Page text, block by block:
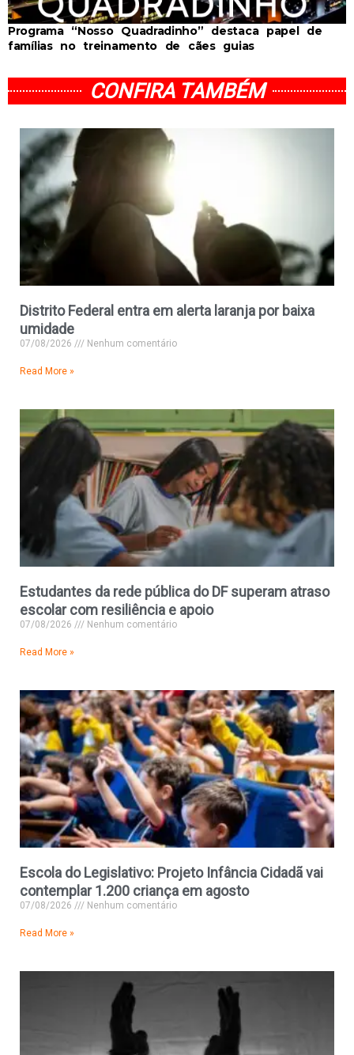
Programa “Nosso Quadradinho” destaca papel de
famílias no treinamento de cães guias
CONFIRA TAMBÉM
Distrito Federal entra em alerta laranja por baixa
umidade
07/08/2026 Nenhum comentário
Read More »
Estudantes da rede pública do DF superam atraso
escolar com resiliência e apoio
07/08/2026 Nenhum comentário
Read More »
Escola do Legislativo: Projeto Infância Cidadã vai
contemplar 1.200 criança em agosto
07/08/2026 Nenhum comentário
Read More »